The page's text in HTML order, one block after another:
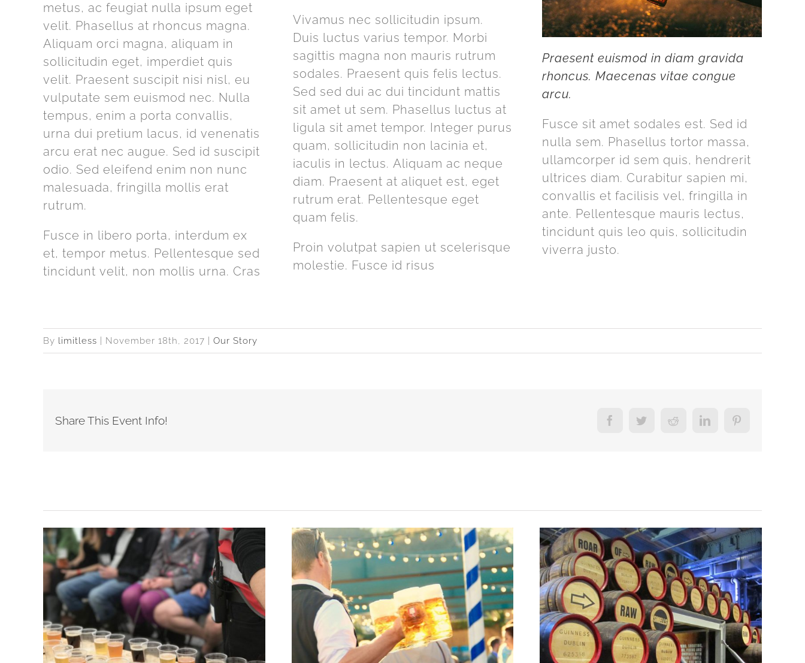
metus, ac feugiat nulla ipsum eget
velit. Phasellus at rhoncus magna.
Aliquam orci magna, aliquam in
sollicitudin eget, imperdiet quis
velit. Praesent suscipit nisi nisl, eu
vulputate sem euismod nec. Nulla
tempus, enim a porta convallis,
urna dui pretium lacus, id venenatis
arcu erat nec augue. Sed id suscipit
odio. Sed eleifend enim non nunc
malesuada, fringilla mollis erat
rutrum.
Fusce in libero porta, interdum ex
et, tempor metus. Pellentesque sed
tincidunt velit, non mollis urna. Cras
Vivamus nec sollicitudin ipsum.
Duis luctus varius tempor. Morbi
sagittis magna non mauris rutrum
sodales. Praesent quis felis lectus.
Sed sed dui ac dui tincidunt mattis
sit amet ut sem. Phasellus luctus at
ligula sit amet tempor. Integer purus
quam, sollicitudin non lacinia et,
iaculis in lectus. Aliquam ac neque
diam. Praesent at aliquet est, eget
rutrum erat. Pellentesque eget
quam felis.
Proin volutpat sapien ut scelerisque
molestie. Fusce id risus
Praesent euismod in diam gravida
rhoncus. Maecenas vitae congue
arcu.
Fusce sit amet sodales est. Sed id
nulla sem. Phasellus tortor massa,
ullamcorper id sem quis, hendrerit
ultrices diam. Curabitur sapien mi,
convallis et facilisis vel, fringilla in
ante. Pellentesque mauris lectus,
tincidunt quis leo quis, sollicitudin
viverra justo.
By limitless November 18th, 2017 Our Story
Share This Event Info! FacebookTwitterRedditLinkedInPinterest